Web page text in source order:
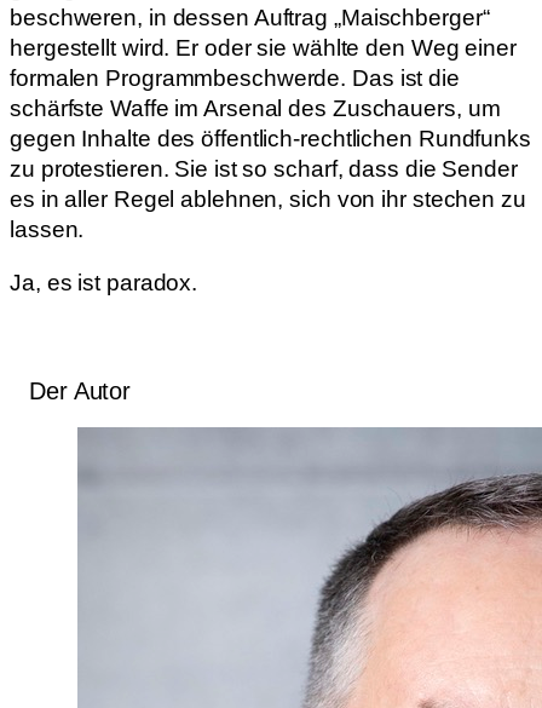
beschweren, in dessen Auftrag „Maischberger“
hergestellt wird. Er oder sie wählte den Weg einer
formalen Programmbeschwerde. Das ist die
schärfste Waffe im Arsenal des Zuschauers, um
gegen Inhalte des öffentlich-rechtlichen Rundfunks
zu protestieren. Sie ist so scharf, dass die Sender
es in aller Regel ablehnen, sich von ihr stechen zu
lassen.
Ja, es ist paradox.
Der Autor